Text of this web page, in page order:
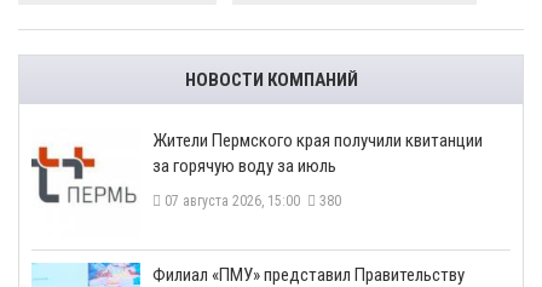
НОВОСТИ КОМПАНИЙ
​Жители Пермского края получили квитанции
за горячую воду за июль
07 августа 2026, 15:00 380
​Филиал «ПМУ» представил Правительству